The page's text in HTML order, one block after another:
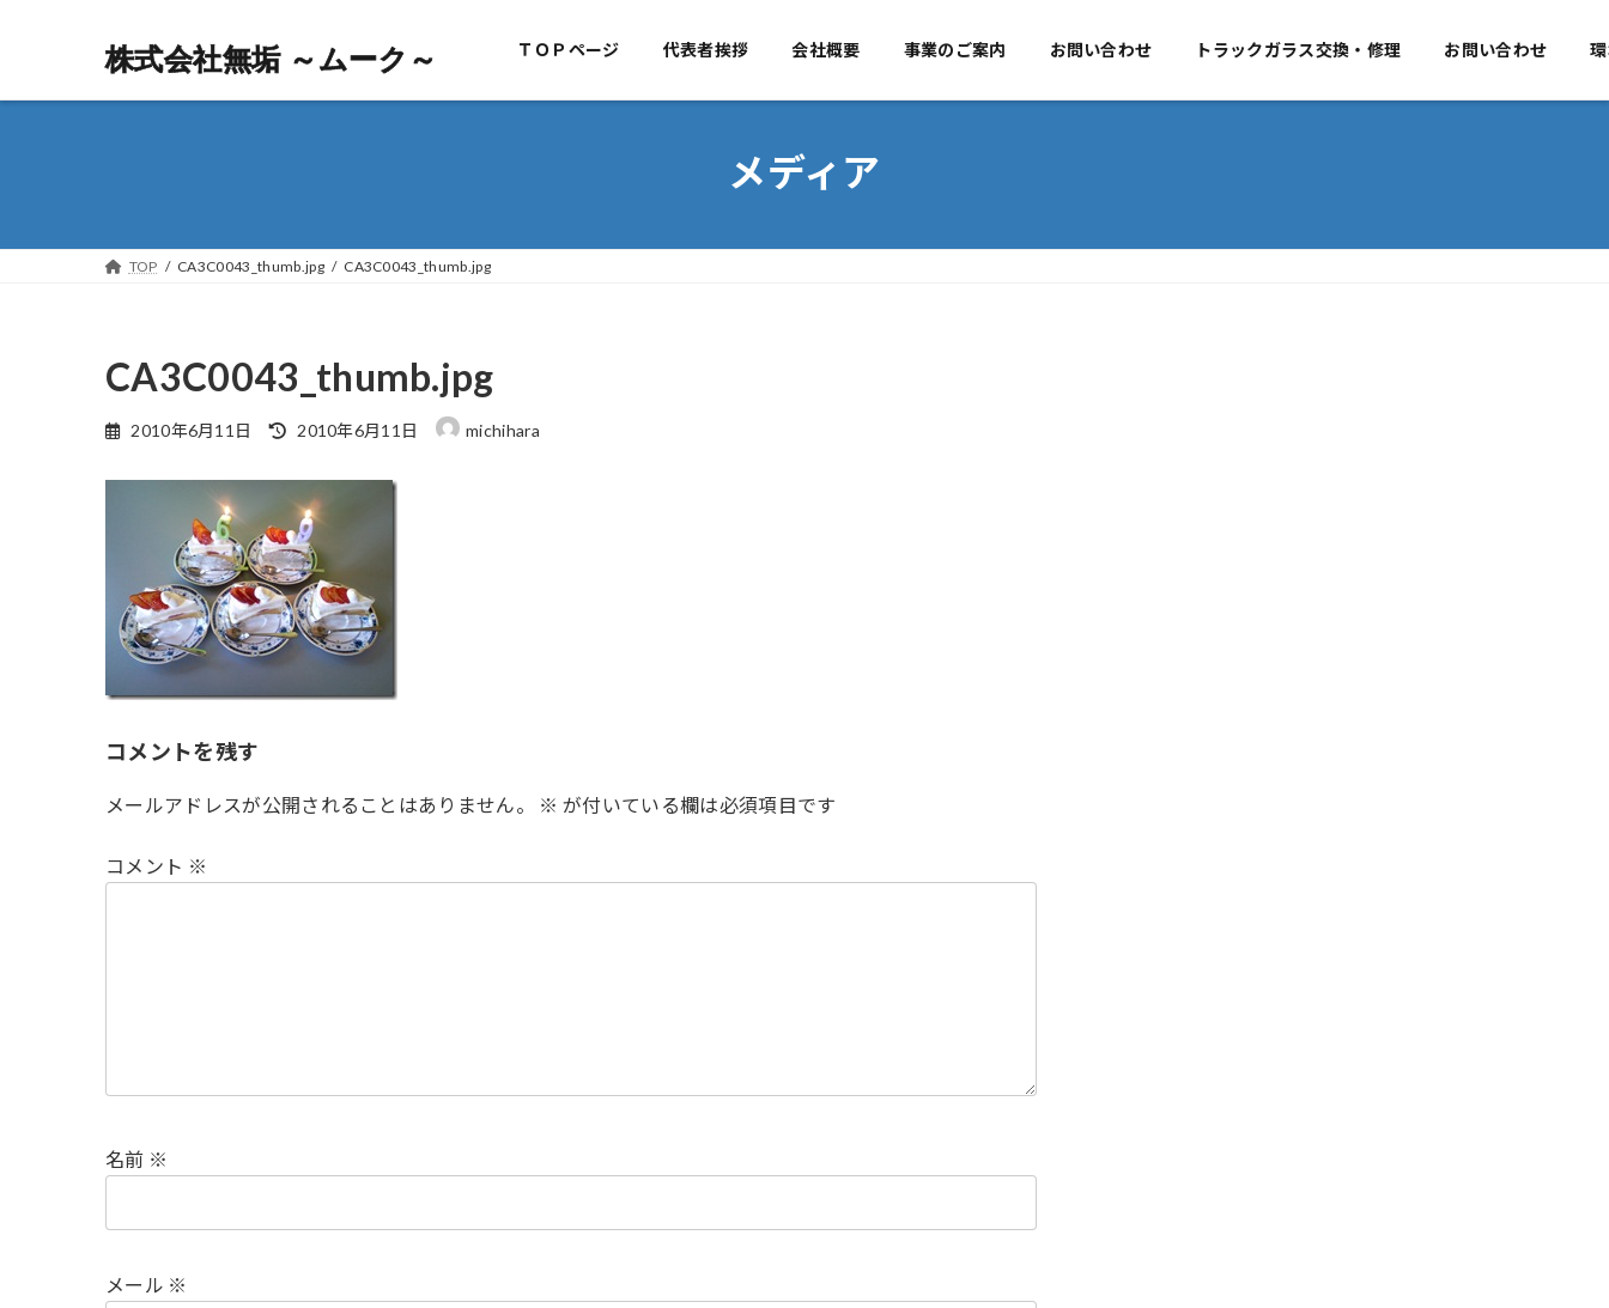
株式会社無垢 ～ムーク～ TOPページ 代表者挨拶 会社概要 事業のご案内 お問い合わせ
株式会社無垢 ～ムーク～ ＴＯＰページ 代表者挨拶 会社概要 事業のご案内 お問い合わせ トラックガラス交換・修理 お問い合わせ
メディア
TOP CA3C0043_thumb.jpg CA3C0043_thumb.jpg
CA3C0043_thumb.jpg
2010年6月11日
最
新
日
時
:
2010年6月11日 michihara
コメントを残す
メールアドレスが公開されることはありません。 ※ が付いている欄は必須項目です
コメント ※
名前 ※
メール ※